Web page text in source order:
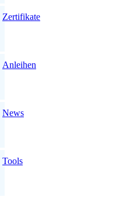
Zertifikate
Anleihen
News
Tools